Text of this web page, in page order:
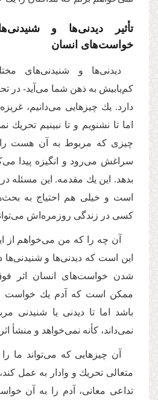
تأثیر دیدنی‌ها و
خواست‌های انسان
دیدنى‌‌ها و شنیدنى‌‌هاى
كم‌یابیش به ذهن شما مى‌‌آید- در
دارد. یك چیزهایى مى‌‌دانیم،
اما تا نشنویم و تا نبینیم
چیزى كه مربوط به آن هست را
سراغش می‌رود و انگیزه پیدا
بدهد. این یك مقدمه. این مسئله
است و خیلى هم احتیاج به
كسى در زندگى روزمره‌‌اش
آن چه را كه من مى‌‌خواهم از
این است كه دیدنى‌‌ها و
شدن خواست‌های انسان اثر
ممكن است که آدم یك خواست
باشد اما تا دیدنى یا شنیدنى
نمى‌‌داند، كأنه نمى‌‌خواهد و منشأ
آن چیزهایى كه مى‌‌تواند ما
متعالى تحریك و وادار به عمل
تداعى معانى، آدم را به آن